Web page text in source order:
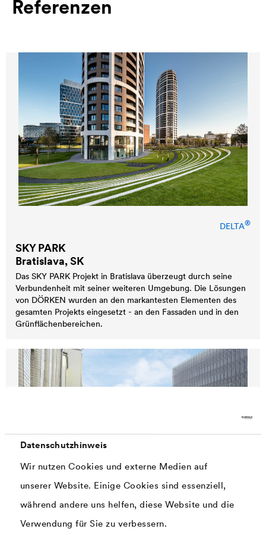
Datenschutzhinweis
Wir nutzen Cookies und externe Medien auf
unserer Website. Einige Cookies sind essenziell,
während andere uns helfen, diese Website und die
Verwendung für Sie zu verbessern.
Referenzen
DELTA®
SKY PARK
Bratislava, SK
Das SKY PARK Projekt in Bratislava überzeugt durch seine
Verbundenheit mit seiner weiteren Umgebung. Die Lösungen
von DÖRKEN wurden an den markantesten Elementen des
gesamten Projekts eingesetzt - an den Fassaden und in den
Grünflächenbereichen.